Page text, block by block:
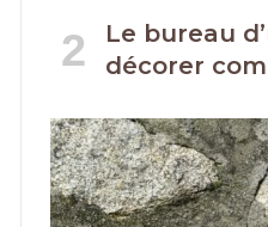
Le bureau
décorer